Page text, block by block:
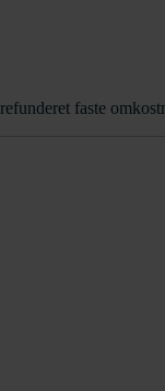
faste